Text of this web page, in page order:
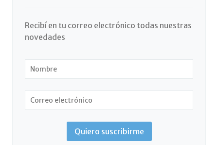
Recibí en tu correo electrónico todas nuestras
novedades